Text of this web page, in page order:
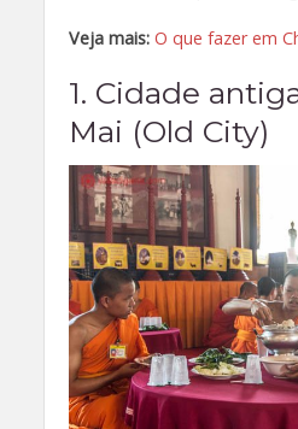
Veja mais: O que fazer em
1. Cidade
Mai (Old City)